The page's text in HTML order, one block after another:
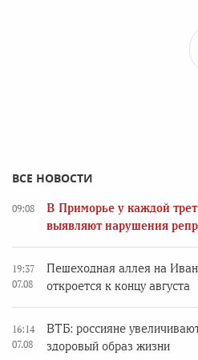
ВСЕ НОВОСТИ
09:08
В Приморье у каждой
выявляют нарушения
19:37
07.08
Пешеходная аллея на
откроется к концу августа
16:14
07.08
ВТБ: россияне
здоровый образ жизни